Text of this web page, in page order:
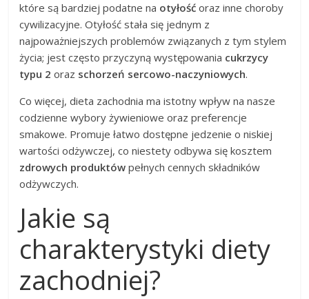
które są bardziej podatne na otyłość oraz inne choroby
cywilizacyjne. Otyłość stała się jednym z
najpoważniejszych problemów związanych z tym stylem
życia; jest często przyczyną występowania cukrzycy
typu 2 oraz schorzeń sercowo-naczyniowych.
Co więcej, dieta zachodnia ma istotny wpływ na nasze
codzienne wybory żywieniowe oraz preferencje
smakowe. Promuje łatwo dostępne jedzenie o niskiej
wartości odżywczej, co niestety odbywa się kosztem
zdrowych produktów pełnych cennych składników
odżywczych.
Jakie są
charakterystyki diety
zachodniej?